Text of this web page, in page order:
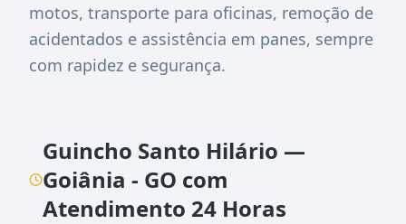
motos, transporte para oficinas, remoção de
acidentados e assistência em panes, sempre
com rapidez e segurança.
Guincho Santo Hilário —
Goiânia - GO com
Atendimento 24 Horas